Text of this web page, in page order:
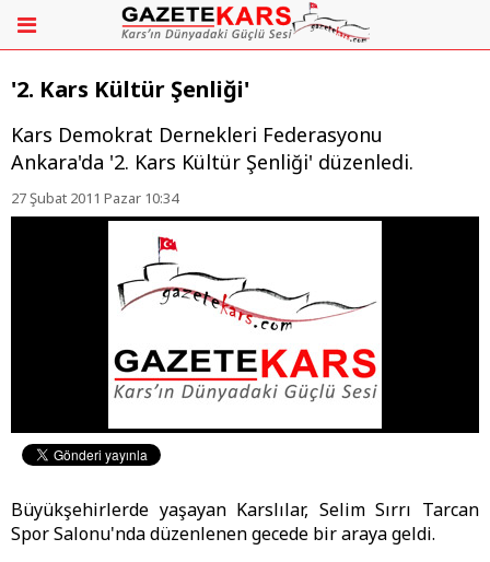
'2. Kars Kültür Şenliği'
Kars Demokrat Dernekleri Federasyonu
Ankara'da '2. Kars Kültür Şenliği' düzenledi.
27 Şubat 2011 Pazar 10:34
Büyükşehirlerde yaşayan Karslılar, Selim Sırrı Tarcan
Spor Salonu'nda düzenlenen gecede bir araya geldi.